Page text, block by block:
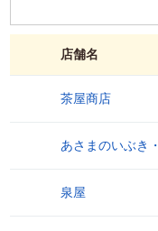
店舗名
茶屋商店
あさまのいぶき
泉屋